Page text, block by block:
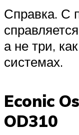
Справка. С
а не три,
системах.
Econic
OD310